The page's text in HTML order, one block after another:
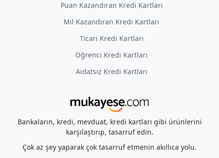
Puan Kazandıran Kredi Kartları
Mil Kazandıran Kredi Kartları
Ticari Kredi Kartları
Öğrenci Kredi Kartları
Aidatsız Kredi Kartları
Bankaların, kredi, mevduat, kredi kartları gibi ürünlerini
karşılaştırıp, tasarruf edin.
Çok az şey yaparak çok tasarruf etmenin akıllıca yolu.